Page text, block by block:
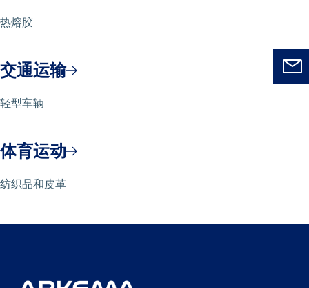
热熔胶
交通运输
轻型车辆
体育运动
纺织品和皮革